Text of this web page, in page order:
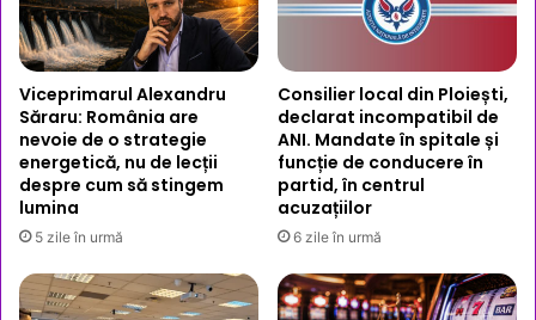
toată
lumea”
Viceprimarul Alexandru
Săraru: România are
nevoie de o strategie
energetică, nu de lecții
despre cum să stingem
lumina
5 zile în urmă
Consilier local din Ploiești,
declarat incompatibil de
ANI. Mandate în spitale și
funcție de conducere în
partid, în centrul
acuzațiilor
6 zile în urmă